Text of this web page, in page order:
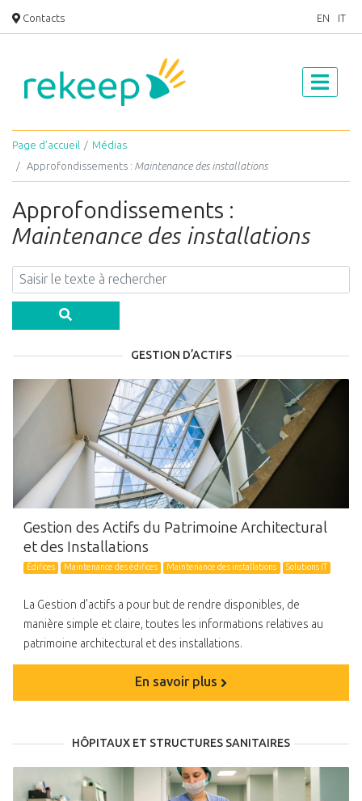
Contacts EN IT
Page d’accueil
Médias
Approfondissements : Maintenance des installations
Approfondissements :
Maintenance des installations
GESTION D’ACTIFS
Gestion des Actifs du Patrimoine Architectural
et des Installations
Édifices Maintenance des édifices Maintenance des installations Solutions IT
La Gestion d’actifs a pour but de rendre disponibles, de
manière simple et claire, toutes les informations relatives au
patrimoine architectural et des installations.
En savoir plus
HÔPITAUX ET STRUCTURES SANITAIRES